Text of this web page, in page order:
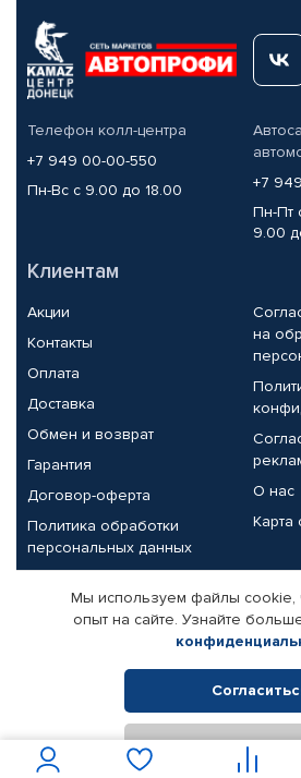
Телефон колл-центра
+7 949 00-00-550
Пн-Вс с 9.00 до 18.00
+7
Пн-Пт
9.00
Клиентам
Акции
Контакты
Оплата
Доставка
Обмен и возврат
Гарантия
Договор-оферта
Политика обработки
персональных данных
на
О нас
Карта
Партнерам
Корпоративным клиентам
Поставщикам
© КАМАЗ ЦЕНТР ДОНЕЦК, 2015-2026. Все
Интернет-магазин автомобильных
Мы используем файлы cookie,
опыт на сайте. Узнайте
Отклонить